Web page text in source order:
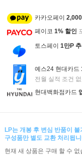
카카오페이
페이코 1% 할인
토스페이 1만P
예스24 현대카드
전월 실적 조건
현대백화점카드
LP는 개봉 후 변심 반품이
구성품만 별도 교환 처리됩
현재 새 상품은 구매 할 수